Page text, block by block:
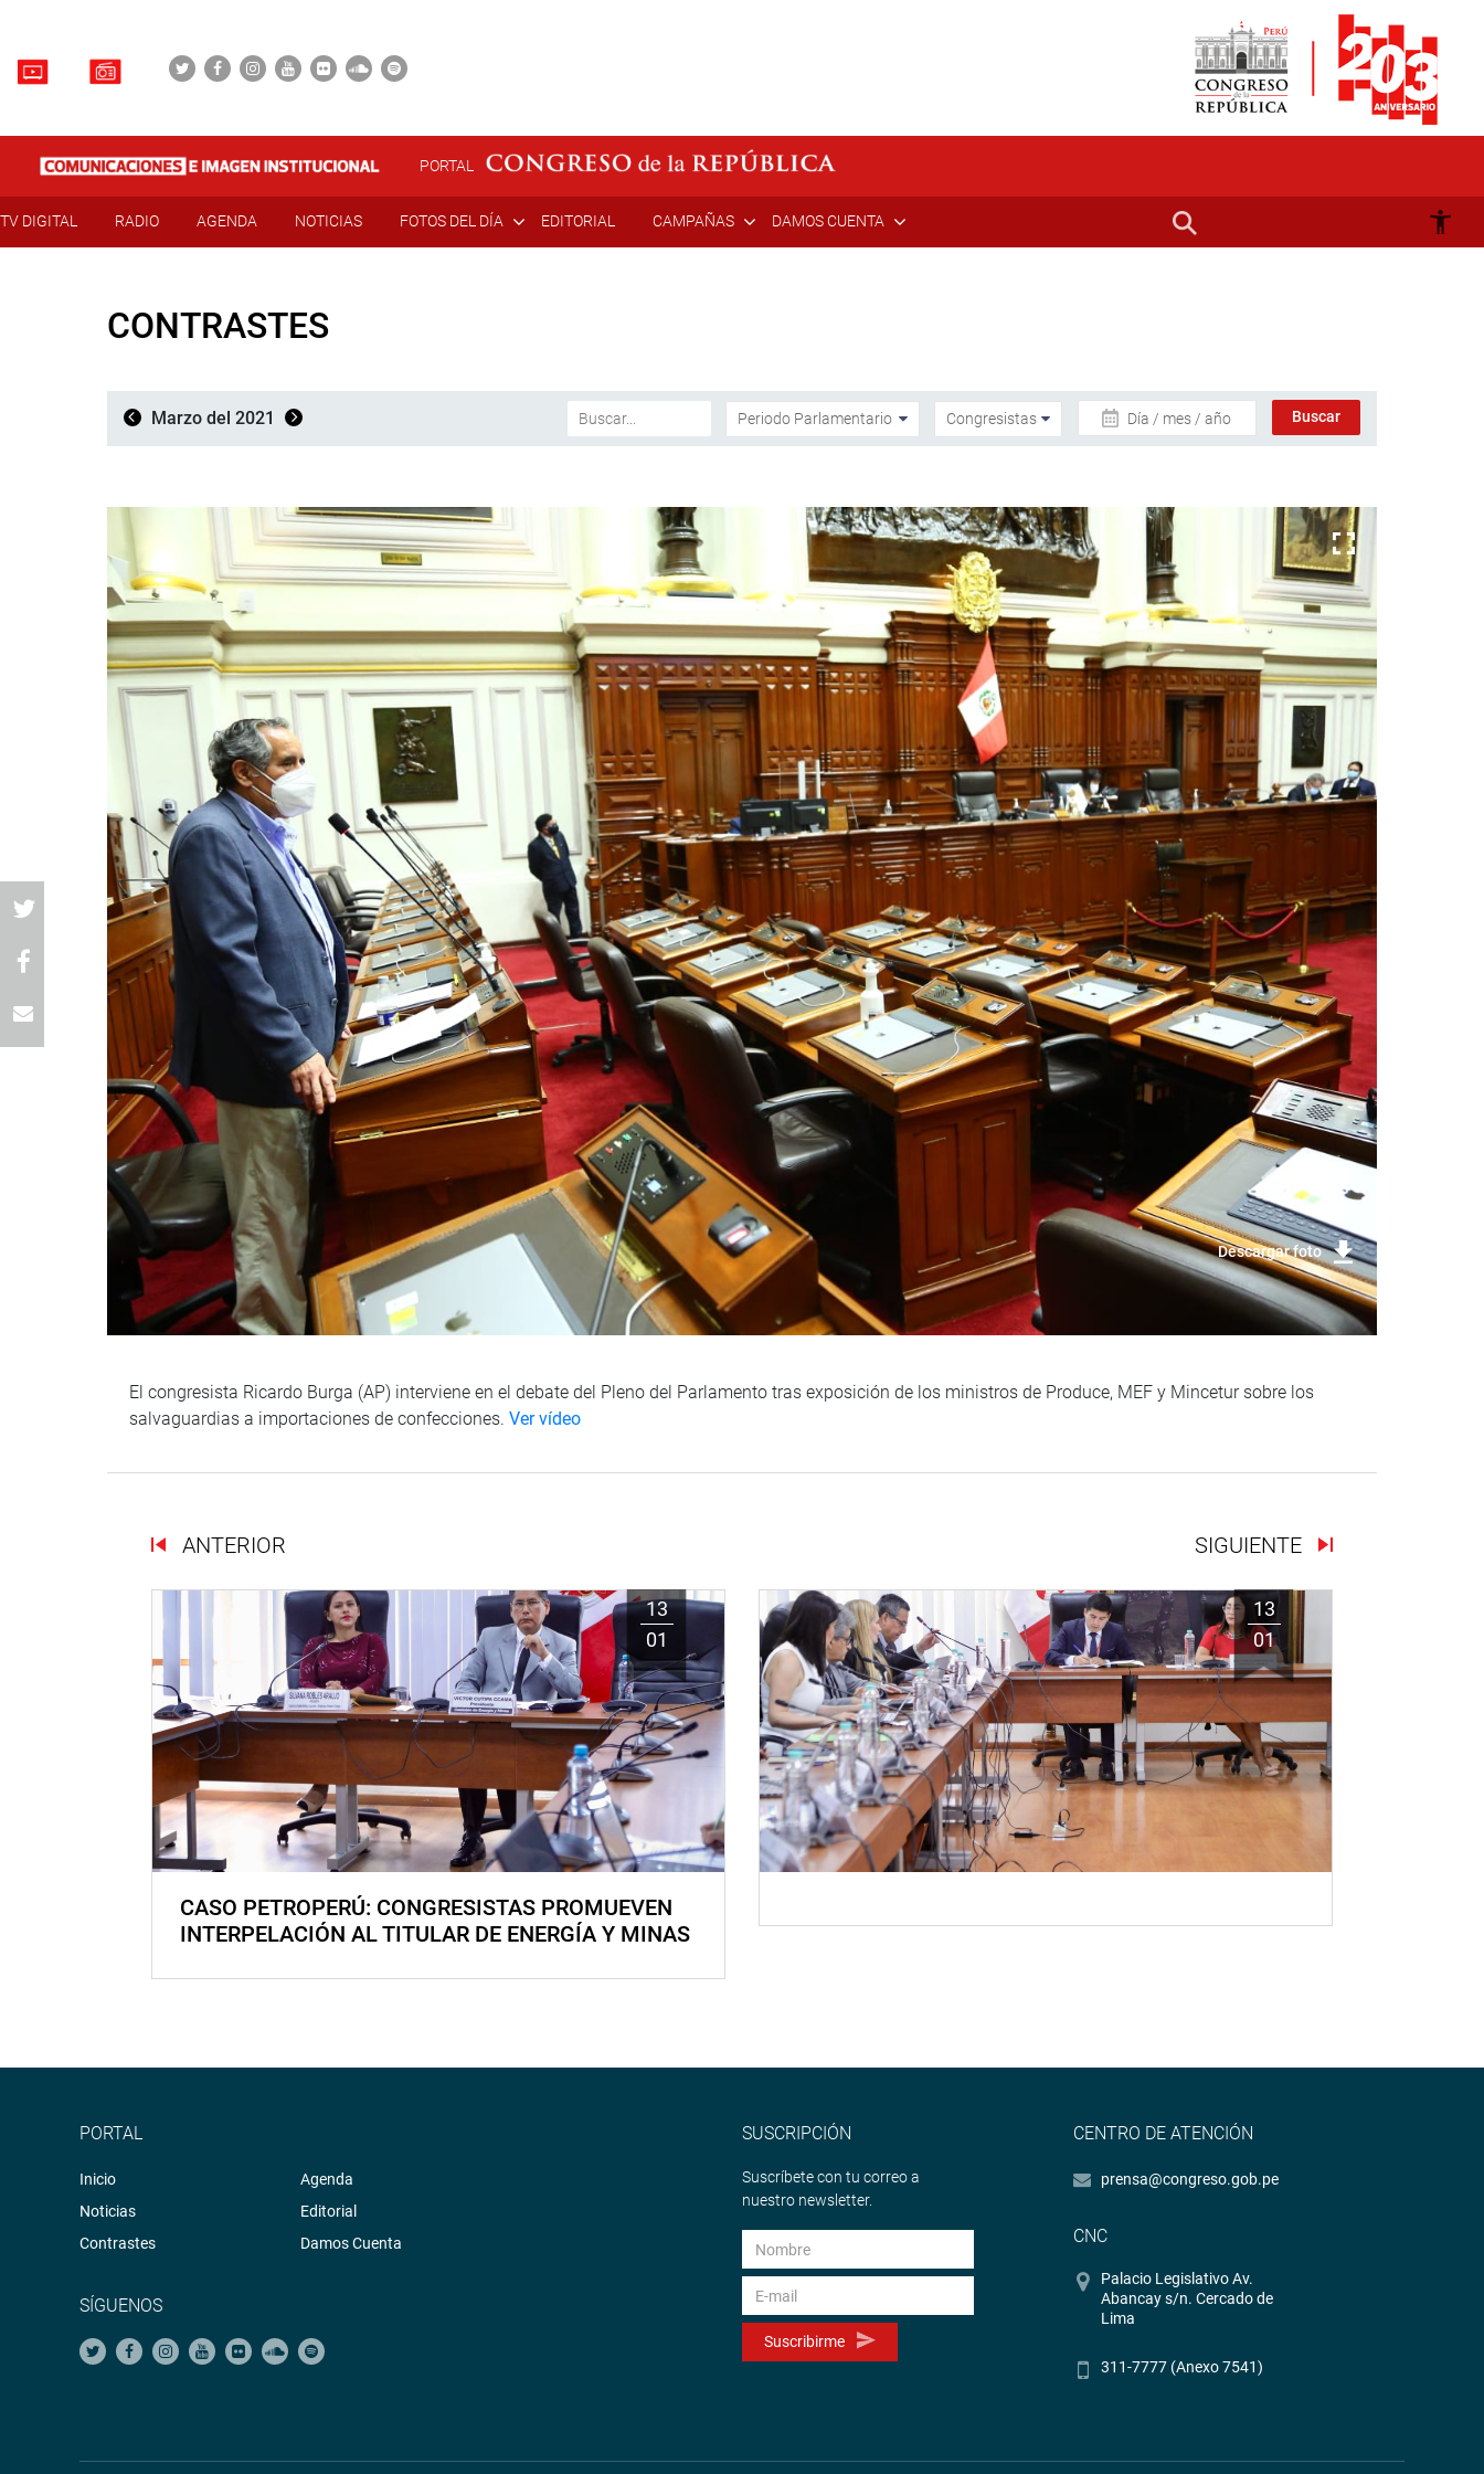
PORTAL
TV DIGITAL RADIO AGENDA NOTICIAS FOTOS DEL DÍA EDITORIAL CAMPAÑAS DAMOS CUENTA
CONTRASTES
Marzo del 2021 Día / mes / año
Descargar foto
El congresista Ricardo Burga (AP) interviene en el debate del Pleno del Parlamento tras exposición de los ministros de Produce, MEF y Mincetur sobre los
salvaguardias a importaciones de confecciones. Ver vídeo
ANTERIOR SIGUIENTE
13
01
CASO PETROPERÚ: CONGRESISTAS PROMUEVEN
INTERPELACIÓN AL TITULAR DE ENERGÍA Y MINAS
13
01
PORTAL
Inicio
Noticias
Contrastes
Agenda
Editorial
Damos Cuenta
SÍGUENOS
SUSCRIPCIÓN
Suscríbete con tu correo a
nuestro newsletter.
Suscribirme
CENTRO DE ATENCIÓN
prensa@congreso.gob.pe
CNC
Palacio Legislativo Av.
Abancay s/n. Cercado de
Lima
311-7777 (Anexo 7541)